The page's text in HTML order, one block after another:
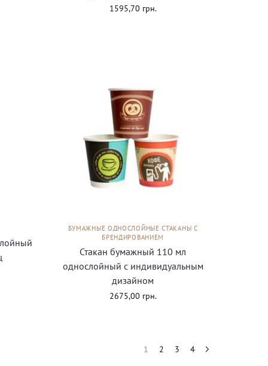
1595,70 грн.
БУМАЖНЫЕ ОДНОСЛОЙНЫЕ СТАКАНЫ С
БРЕНДИРОВАНИЕМ
Стакан бумажный 110 мл
однослойный с индивидуальным
дизайном
2675,00 грн.
1 2 3 4